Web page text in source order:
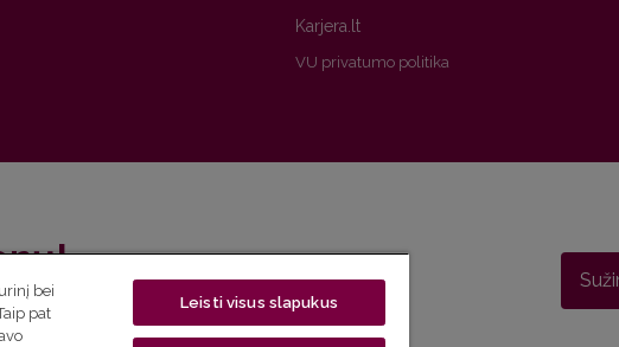
Karjera.lt
VU privatumo politika
naujienlaiškį ir sužinok aktualijas pirmas!
bei
pat
Leisti visus slapukus